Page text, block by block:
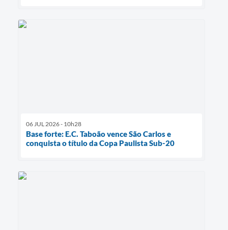
06 JUL 2026 - 10h28
Base forte: E.C. Taboão vence São Carlos e
conquista o título da Copa Paulista Sub-20